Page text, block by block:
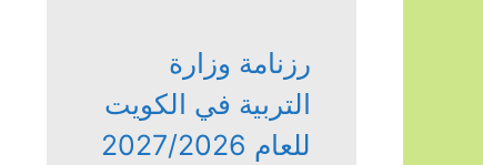
رزنامة وزارة
التربية في الكويت
للعام 2027/2026